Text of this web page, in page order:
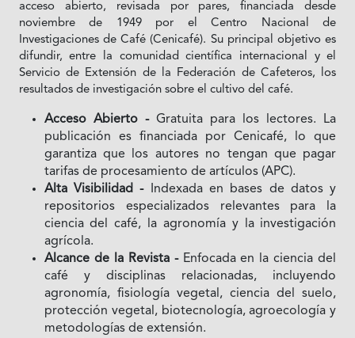
acceso abierto, revisada por pares, financiada desde
noviembre de 1949 por el Centro Nacional de
Investigaciones de Café (Cenicafé). Su principal objetivo es
difundir, entre la comunidad científica internacional y el
Servicio de Extensión de la Federación de Cafeteros, los
resultados de investigación sobre el cultivo del café.
Acceso Abierto -Gratuita para los lectores. La
publicación es financiada por Cenicafé, lo que
garantiza que los autores no tengan que pagar
tarifas de procesamiento de artículos (APC).
Alta Visibilidad -Indexada en bases de datos y
repositorios especializados relevantes para la
ciencia del café, la agronomía y la investigación
agrícola.
Alcance de la Revista -Enfocada en la ciencia del
café y disciplinas relacionadas, incluyendo
agronomía, fisiología vegetal, ciencia del suelo,
protección vegetal, biotecnología, agroecología y
metodologías de extensión.